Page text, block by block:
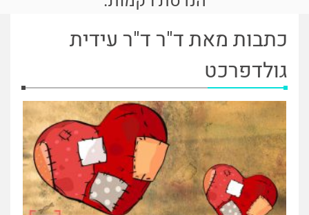
כתבות מאת ד"ר ד"ר עידית
גולדפרכט